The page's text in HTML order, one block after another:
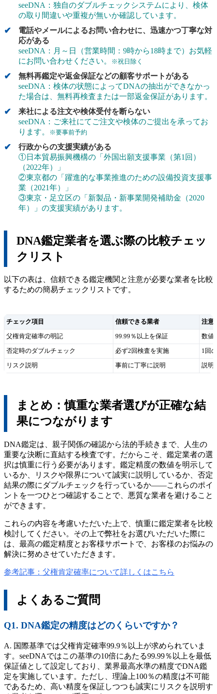
seeDNA：独自のダブルチェックシステムにより、検体
の取り間違いや重複が無いか確認しています。
電話やメールによるお問い合わせに、迅速かつ丁寧な対
応がある
seeDNA：月～日（営業時間：9時から18時まで）お気軽
にお問い合わせください。
※祝日除く
無料再鑑定や返金保証などの顧客サポートがある
seeDNA：検体の状態によってDNAの抽出ができなかっ
た場合は、無料再検査または一部返金保証があります。
来社による注文や検体受付を断らない
seeDNA：ご来社にてご注文や検体のご提出を承ってお
ります。
※要事前予約
行政からの支援実績がある
①日本貿易振興機構の「外国出願支援事業（第1回）
（2022年）」
②東京都の「躍進的な事業推進のための設備投資支援事
業（2021年）」
③東京・足立区の「新製品・新事業開発補助金（2020
年）」の支援実績があります。
DNA鑑定業者を選ぶ際の比較チェッ
クリスト
以下の表は、信頼できる鑑定機関と注意が必要な業者を比較
するための簡易チェックリストです。
チェック項目 信頼できる業者 注意
父権肯定確率の明記 99.99％以上を保証 数値
否定時のダブルチェック 必ず2回検査を実施 1回
リスク説明 事前に丁寧に説明 説明
まとめ：慎重な業者選びが正確な結
果につながります
DNA鑑定は、親子関係の確認から法的手続きまで、人生の
重要な決断に直結する検査です。だからこそ、鑑定業者の選
択は慎重に行う必要があります。鑑定精度の数値を明示して
いるか、リスクや限界について誠実に説明しているか、否定
結果の際にダブルチェックを行っているか——これらのポイ
ントを一つひとつ確認することで、悪質な業者を避けること
ができます。
これらの内容を考慮いただいた上で、慎重に鑑定業者を比較
検討してください。その上で弊社をお選びいただいた際に
は、最高の鑑定精度とお客様サポートで、お客様のお悩みの
解決に努めさせていただきます。
参考記事：父権肯定確率について詳しくはこちら
よくあるご質問
Q1. DNA鑑定の精度はどのくらいですか？
A. 国際基準では父権肯定確率99.9％以上が求められていま
す。seeDNAではこの基準の10倍にあたる99.99％以上を最低
保証値として設定しており、業界最高水準の精度でDNA鑑
定を実施しています。ただし、理論上100％の精度は不可能
であるため、高い精度を保証しつつも誠実にリスクを説明す